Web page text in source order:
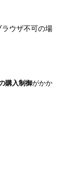
ウザ不可の場
購入制御がかか